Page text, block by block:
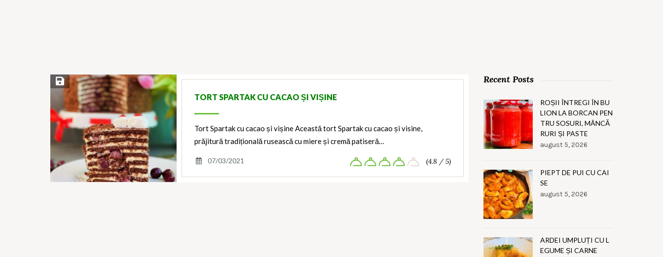
Save Recipe
TORT SPARTAK CU CACAO ȘI VIȘINE
Tort Spartak cu cacao și vișine Această tort Spartak cu cacao și visine,
prăjitură tradițională rusească cu miere și cremă patiseră…
07/03/2021 (4.8 / 5)
Recent Posts
ROȘII ÎNTREGI ÎN BU
LION LA BORCAN PEN
TRU SOSURI, MÂNCĂ
RURI ȘI PASTE
august 5, 2026
PIEPT DE PUI CU CAI
SE
august 5, 2026
ARDEI UMPLUȚI CU L
EGUME ȘI CARNE